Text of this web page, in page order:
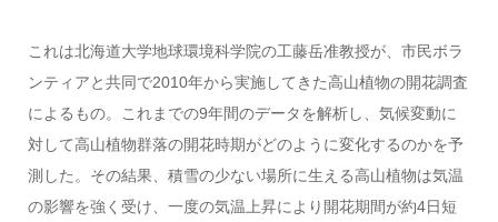
これは北海道大学地球環境科学院の工藤岳准教授が、市民ボラ
ンティアと共同で2010年から実施してきた高山植物の開花調査
によるもの。これまでの9年間のデータを解析し、気候変動に
対して高山植物群落の開花時期がどのように変化するのかを予
測した。その結果、積雪の少ない場所に生える高山植物は気温
の影響を強く受け、一度の気温上昇により開花期間が約4日短